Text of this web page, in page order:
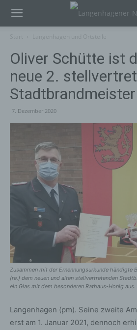
Oliver Schütte ist
neue 2.
Stadtbrandmeister
7. Dezember 2020
Zusammen mit der Ernennungsurkunde händigte
(re.) dem neuen und alten stellvertretenden
ein Glas mit dem besonderen Rathaus-Honig
Langenhagen (pm). Seine zweite
erst am 1. Januar 2021, dennoch